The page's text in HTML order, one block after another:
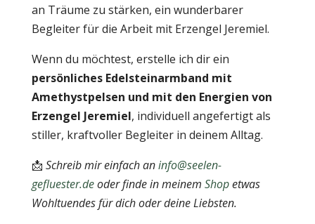
an Träume zu stärken, ein wunderbarer
Begleiter für die Arbeit mit Erzengel Jeremiel.
Wenn du möchtest, erstelle ich dir ein
persönliches Edelsteinarmband mit
Amethystpelsen und mit den Energien von
Erzengel Jeremiel, individuell angefertigt als
stiller, kraftvoller Begleiter in deinem Alltag.
📩 Schreib mir einfach aninfo@seelen-
gefluester.deoder finde in meinem Shopetwas
Wohltuendes für dich oder deine Liebsten.